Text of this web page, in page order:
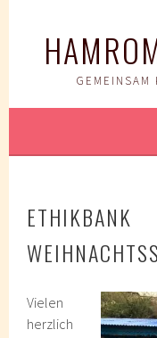
GEMEINSAM
ETHIKBANK
Vielen
herzlich